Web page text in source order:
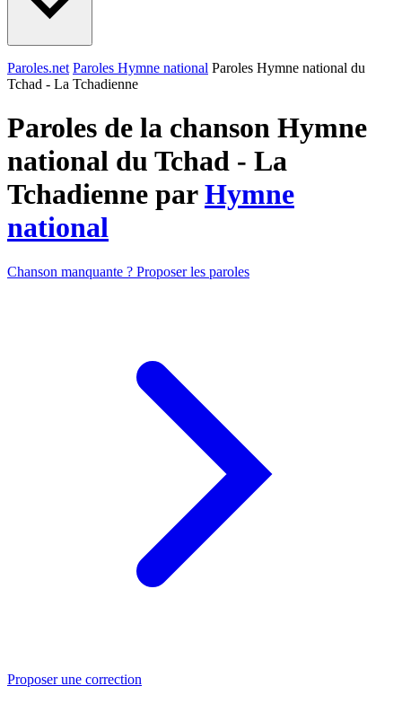
Paroles.net Paroles Hymne national Paroles Hymne national du
Tchad - La Tchadienne
Paroles de la chanson Hymne
national du Tchad - La
Tchadienne parHymne
national
Chanson manquante ? Proposer les paroles
Proposer une correction